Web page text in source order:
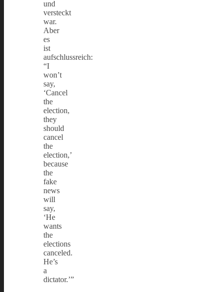
und
versteckt
war.
Aber
es
ist
aufschlussreich:
“I
won’t
say,
‘Cancel
the
election,
they
should
cancel
the
election,’
because
the
fake
news
will
say,
‘He
wants
the
elections
canceled.
He’s
a
dictator.’”